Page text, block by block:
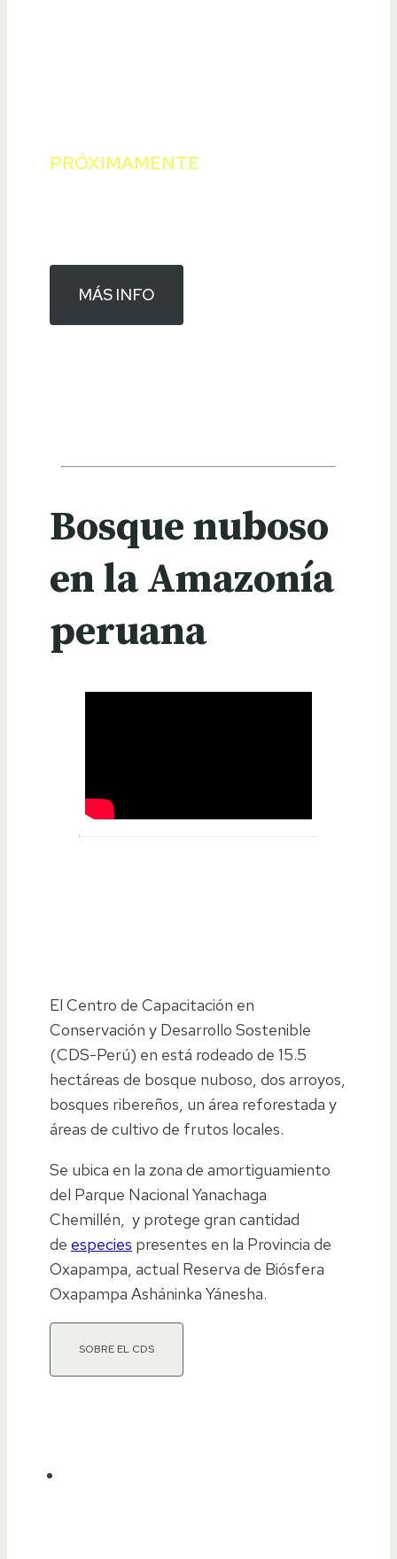
PRÓXIMAMENTE
MÁS INFO
Bosque nuboso
en la Amazonía
peruana
El Centro de Capacitación en
Conservación y Desarrollo Sostenible
(CDS-Perú) en está rodeado de 15.5
hectáreas de bosque nuboso, dos arroyos,
bosques ribereños, un área reforestada y
áreas de cultivo de frutos locales.
Se ubica en la zona de amortiguamiento
del Parque Nacional Yanachaga
Chemillén, y protege gran cantidad
de especies presentes en la Provincia de
Oxapampa, actual Reserva de Biósfera
Oxapampa Asháninka Yánesha.
SOBRE EL CDS